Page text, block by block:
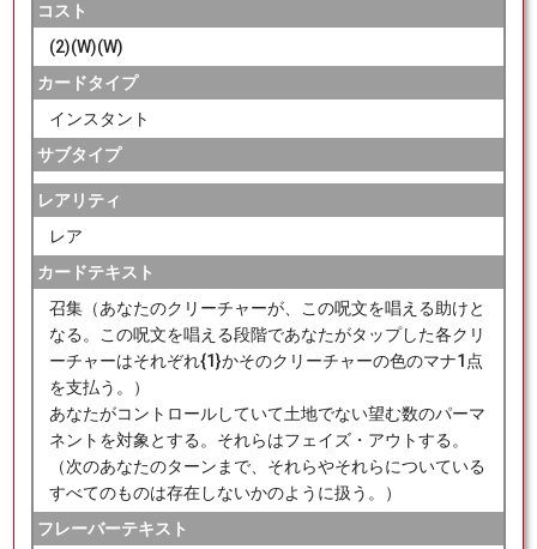
コスト
(2)(W)(W)
カードタイプ
インスタント
サブタイプ
レアリティ
レア
カードテキスト
召集（あなたのクリーチャーが、この呪文を唱える助けと
なる。この呪文を唱える段階であなたがタップした各クリ
ーチャーはそれぞれ{1}かそのクリーチャーの色のマナ1点
を支払う。）
あなたがコントロールしていて土地でない望む数のパーマ
ネントを対象とする。それらはフェイズ・アウトする。
（次のあなたのターンまで、それらやそれらについている
すべてのものは存在しないかのように扱う。）
フレーバーテキスト